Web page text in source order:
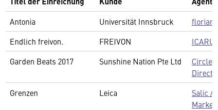
Antonia Universität Innsbruck
Endlich freivon.
FREIVON
Garden Beats 2017
Sunshine Nation Pte Ltd
Circle.
Grenzen
Leica
Salic /
Marke,